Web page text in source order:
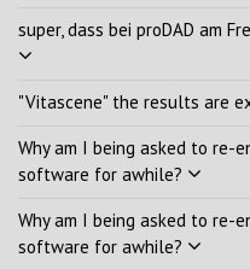
super, dass bei proDAD am
"Vitascene" the results are
Why am I being asked to re-
software for awhile?
Why am I being asked to re-
software for awhile?